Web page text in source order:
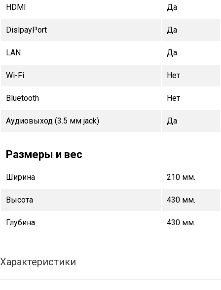
HDMI Да
DislpayPort Да
LAN Да
Wi-Fi Нет
Bluetooth Нет
Аудиовыход (3.5 мм jack) Да
Размеры и вес
Ширина 210 мм.
Высота 430 мм.
Глубина 430 мм.
Характеристики